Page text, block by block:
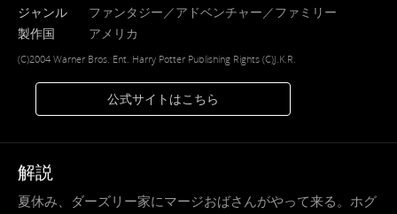
ジャンル
ファンタジー／アドベンチャー／ファミリー
製作国
アメリカ
(C)2004 Warner Bros. Ent. Harry Potter Publishing Rights (C)J.K.R.
公式サイトはこちら
解説
夏休み、ダーズリー家にマージおばさんがやって来る。ホグ